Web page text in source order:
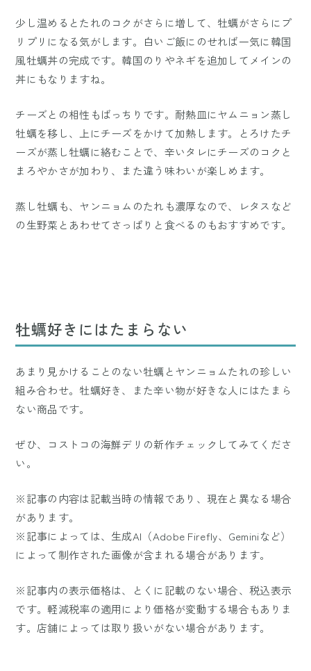
少し温めるとたれのコクがさらに増して、牡蠣がさらにプ
リプリになる気がします。白いご飯にのせれば一気に韓国
風牡蠣丼の完成です。韓国のりやネギを追加してメインの
丼にもなりますね。
チーズとの相性もばっちりです。耐熱皿にヤムニョン蒸し
牡蠣を移し、上にチーズをかけて加熱します。とろけたチ
ーズが蒸し牡蠣に絡むことで、辛いタレにチーズのコクと
まろやかさが加わり、また違う味わいが楽しめます。
蒸し牡蠣も、ヤンニョムのたれも濃厚なので、レタスなど
の生野菜とあわせてさっぱりと食べるのもおすすめです。
牡蠣好きにはたまらない
あまり見かけることのない牡蠣とヤンニョムたれの珍しい
組み合わせ。牡蠣好き、また辛い物が好きな人にはたまら
ない商品です。
ぜひ、コストコの海鮮デリの新作チェックしてみてくださ
い。
※記事の内容は記載当時の情報であり、現在と異なる場合
があります。
※記事によっては、生成AI（Adobe Firefly、Geminiなど）
によって制作された画像が含まれる場合があります。
※記事内の表示価格は、とくに記載のない場合、税込表示
です。軽減税率の適用により価格が変動する場合もありま
す。店舗によっては取り扱いがない場合があります。